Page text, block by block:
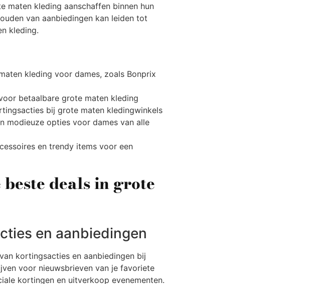
maten kleding aanschaffen binnen hun
van aanbiedingen kan leiden tot
kleding.
kleding voor dames, zoals Bonprix
betaalbare grote maten kleding
bij grote maten kledingwinkels
modieuze opties voor dames van alle
en trendy items voor een
deals in grote
en aanbiedingen
kortingsacties en aanbiedingen bij
voor nieuwsbrieven van je favoriete
kortingen en uitverkoop evenementen.